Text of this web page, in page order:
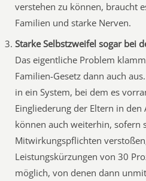
verstehen zu können, braucht
Familien und starke Nerven.
Starke Selbstzweifel sogar bei
Das eigentliche Problem
Familien-Gesetz dann auch
in ein System, bei dem es
Eingliederung der Eltern in
können auch weiterhin, sofern
Mitwirkungspflichten
Leistungskürzungen von 30
möglich, von denen dann